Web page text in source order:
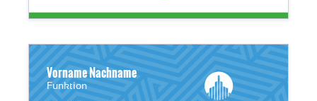
Funktion
Vorname Nachname